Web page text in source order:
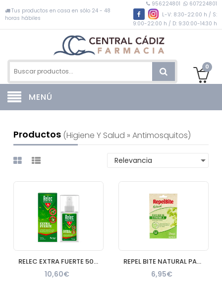
Tus productos en casa en sólo 24 - 48
horas hábiles
956224801
607224801
L-V: 8:30-22:00 h / S:
9:00-22:00 h / D: 9:30:00-14:30 h
0
MENÚ
Productos (higiene Y Salud » Antimosquitos)
RELEC EXTRA FUERTE 50 % SPRAY REPELENTE 1 ENVASE 75 ml
10,60€
REPEL BITE NATURAL PARCHES ROPA CON CITRONELLA 24 APLICACIO
6,95€